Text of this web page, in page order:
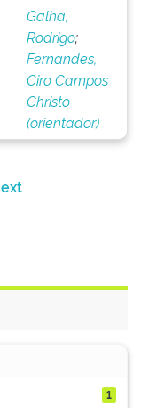
Galha,
Rodrigo;
Fernandes,
Ciro Campos
Christo
(orientador)
1